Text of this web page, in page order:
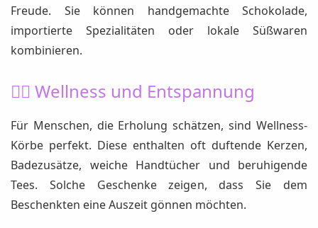
Freude. Sie können handgemachte Schokolade,
importierte Spezialitäten oder lokale Süßwaren
kombinieren.
🧖‍♀️ Wellness und Entspannung
Für Menschen, die Erholung schätzen, sind Wellness-
Körbe perfekt. Diese enthalten oft duftende Kerzen,
Badezusätze, weiche Handtücher und beruhigende
Tees. Solche Geschenke zeigen, dass Sie dem
Beschenkten eine Auszeit gönnen möchten.